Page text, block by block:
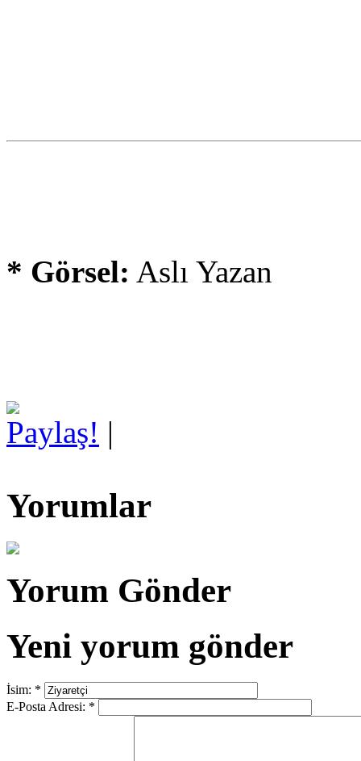
* Görsel: Aslı Yazan
Paylaş! |
Yorumlar
Yorum Gönder
Yeni yorum gönder
İsim: *
E-Posta Adresi: *